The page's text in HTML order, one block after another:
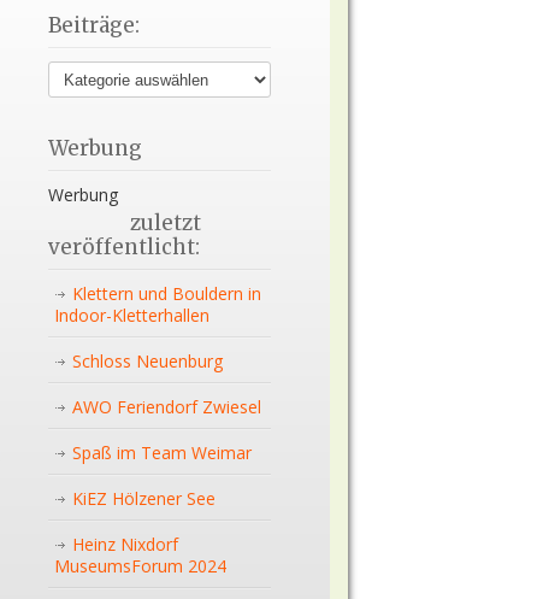
Beiträge:
Werbung
Werbung
zuletzt
veröffentlicht:
Klettern und Bouldern in
Indoor-Kletterhallen
Schloss Neuenburg
AWO Feriendorf Zwiesel
Spaß im Team Weimar
KiEZ Hölzener See
Heinz Nixdorf
MuseumsForum 2024